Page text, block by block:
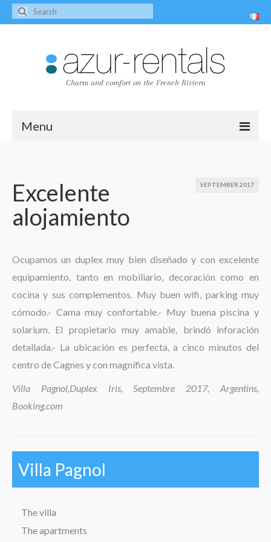
Charm and comfort on the French Riviera
Menu
The villas
Villa Peire-Long
Contact
The region
SEPTEMBER 2017
Excelente
alojamiento
Ocupamos un duplex muy bien diseñado y con excelente
equipamiento, tanto en mobiliario, decoración como en
cocina y sus complementos. Muy buen wifi, parking muy
cómodo.- Cama muy confortable.- Muy buena piscina y
solarium. El propietario muy amable, brindó inforación
detallada.- La ubicación es perfecta, a cinco minutos del
centro de Cagnes y con magnífica vista.
Villa Pagnol,Duplex Iris, Septembre 2017, Argentins,
Booking.com
Villa Pagnol
The villa
The apartments